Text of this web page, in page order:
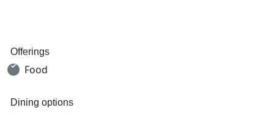
Offerings
Food
Dining options